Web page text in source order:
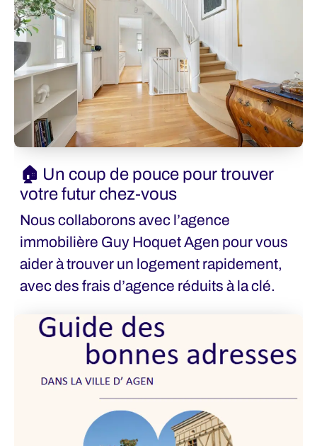
🏠 Un coup de pouce pour trouver
votre futur chez-vous
Nous collaborons avec l’agence
immobilière Guy Hoquet Agen pour vous
aider à trouver un logement rapidement,
avec des frais d’agence réduits à la clé.